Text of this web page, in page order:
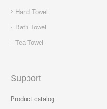
Hand Towel
Bath Towel
Tea Towel
Support
Product catalog